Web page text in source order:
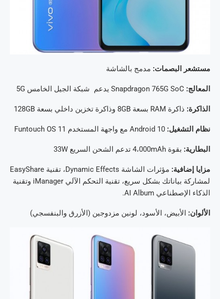
مستشعر البصمات: مدمج بالشاشة
المعالج:
الذاكرة: ذاكرة RAM بسعة 8GB وذاكرة تخزين داخلي بسعة 128GB
نظام التشغيل:
البطارية: بقوة 4،000mAh تدعم الشحن السريع 33W
مزايا إضافية:
مؤثرات الشاشة Dynamic Effects، تقنية EasyShare
لمشاركة بياناتك بشكل سريع، تقنية التحكم الآلي iManager وتقنية
الذكاء الإصطناعي AI Album.
الألوان: الأبيض، الأسود، لونين مزدوجين (الأزرق والبنفسجي)